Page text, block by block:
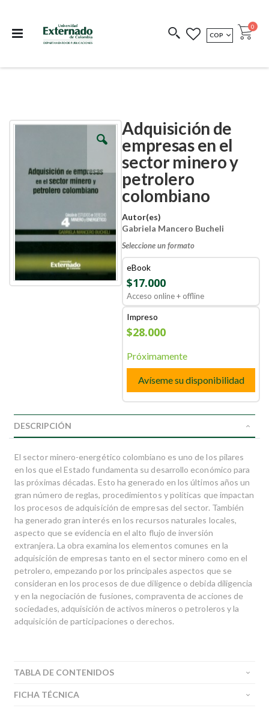
COEDICIONES REDIMIR CÓDIGO
MONEDA
COP Cart
0
Adquisición de
empresas en el
sector minero y
petrolero
colombiano
Autor(es)
Gabriela Mancero Bucheli
Seleccione un formato
eBook
$17.000
Acceso online + offline
Impreso
$28.000
Próximamente
Avíseme su disponibilidad
Skip
images
Skip
images
DESCRIPCIÓN
El sector minero-energético colombiano es uno de los pilares
en los que el Estado fundamenta su desarrollo económico para
las próximas décadas. Esto ha generado en los últimos años un
gran número de reglas, procedimientos y políticas que impactan
los procesos de adquisición de empresas del sector. También
ha generado gran interés en los recursos naturales locales,
aspecto que se evidencia en el alto flujo de inversión
extranjera. La obra examina los elementos comunes en la
adquisición de empresas tanto en el sector minero como en el
petrolero, empezando por los principales aspectos que se
consideran en los procesos de due diligence o debida diligencia
y en la negociación de fusiones, compraventa de acciones de
sociedades, adquisición de activos mineros o petroleros y la
adquisición de participaciones o derechos.
TABLA DE CONTENIDOS
FICHA TÉCNICA